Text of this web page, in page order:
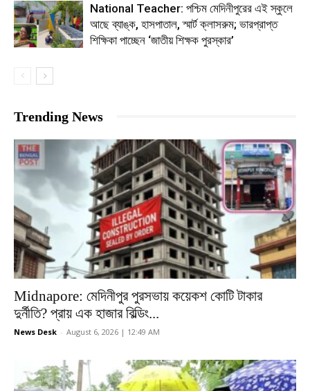
National Teacher: পশ্চিম মেদিনীপুরের এই স্কুলে
আছে ব্যাঙ্ক, হাসপাতাল, স্মার্ট ক্লাসরুম; ভারপ্রাপ্ত
শিক্ষিকা পাচ্ছেন ‘জাতীয় শিক্ষক পুরস্কার’
Trending News
Midnapore: মেদিনীপুর পুরসভায় কয়েকশ কোটি টাকার
দুর্নীতি? প্রায় এক হাজার বিল্ডিং...
News Desk - August 6, 2026 | 12:49 AM